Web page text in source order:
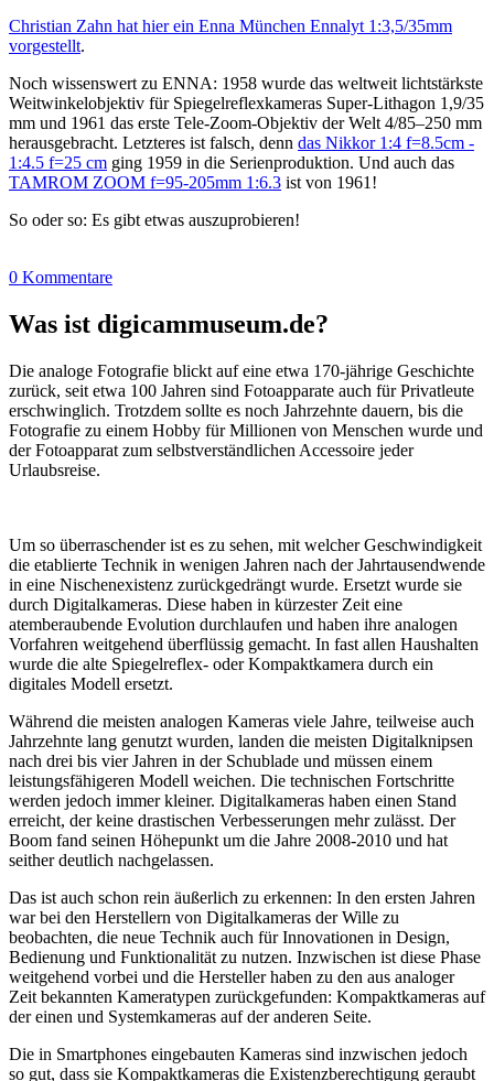
Christian Zahn hat hier ein Enna München Ennalyt 1:3,5/35mm
vorgestellt.
Noch wissenswert zu ENNA: 1958 wurde das weltweit lichtstärkste
Weitwinkelobjektiv für Spiegelreflexkameras Super-Lithagon 1,9/35
mm und 1961 das erste Tele-Zoom-Objektiv der Welt 4/85–250 mm
herausgebracht. Letzteres ist falsch, denn das Nikkor 1:4 f=8.5cm -
1:4.5 f=25 cm ging 1959 in die Serienproduktion. Und auch das
TAMROM ZOOM f=95-205mm 1:6.3 ist von 1961!
So oder so: Es gibt etwas auszuprobieren!
0 Kommentare
Was ist digicammuseum.de?
Die analoge Fotografie blickt auf eine etwa 170-jährige Geschichte
zurück, seit etwa 100 Jahren sind Fotoapparate auch für Privatleute
erschwinglich. Trotzdem sollte es noch Jahrzehnte dauern, bis die
Fotografie zu einem Hobby für Millionen von Menschen wurde und
der Fotoapparat zum selbstverständlichen Accessoire jeder
Urlaubsreise.
Um so überraschender ist es zu sehen, mit welcher Geschwindigkeit
die etablierte Technik in wenigen Jahren nach der Jahrtausendwende
in eine Nischenexistenz zurückgedrängt wurde. Ersetzt wurde sie
durch Digitalkameras. Diese haben in kürzester Zeit eine
atemberaubende Evolution durchlaufen und haben ihre analogen
Vorfahren weitgehend überflüssig gemacht. In fast allen Haushalten
wurde die alte Spiegelreflex- oder Kompaktkamera durch ein
digitales Modell ersetzt.
Während die meisten analogen Kameras viele Jahre, teilweise auch
Jahrzehnte lang genutzt wurden, landen die meisten Digitalknipsen
nach drei bis vier Jahren in der Schublade und müssen einem
leistungsfähigeren Modell weichen. Die technischen Fortschritte
werden jedoch immer kleiner. Digitalkameras haben einen Stand
erreicht, der keine drastischen Verbesserungen mehr zulässt. Der
Boom fand seinen Höhepunkt um die Jahre 2008-2010 und hat
seither deutlich nachgelassen.
Das ist auch schon rein äußerlich zu erkennen: In den ersten Jahren
war bei den Herstellern von Digitalkameras der Wille zu
beobachten, die neue Technik auch für Innovationen in Design,
Bedienung und Funktionalität zu nutzen. Inzwischen ist diese Phase
weitgehend vorbei und die Hersteller haben zu den aus analoger
Zeit bekannten Kameratypen zurückgefunden: Kompaktkameras auf
der einen und Systemkameras auf der anderen Seite.
Die in Smartphones eingebauten Kameras sind inzwischen jedoch
so gut, dass sie Kompaktkameras die Existenzberechtigung geraubt